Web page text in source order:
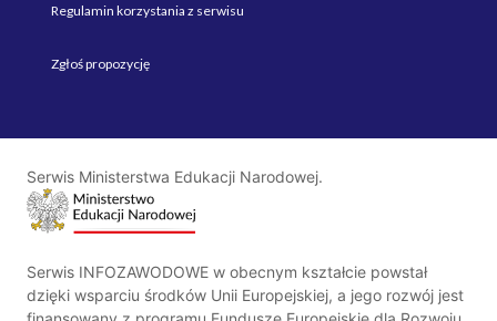
Regulamin korzystania z serwisu
Zgłoś propozycję
Serwis Ministerstwa Edukacji Narodowej.
Serwis INFOZAWODOWE w obecnym kształcie powstał
dzięki wsparciu środków Unii Europejskiej, a jego rozwój jest